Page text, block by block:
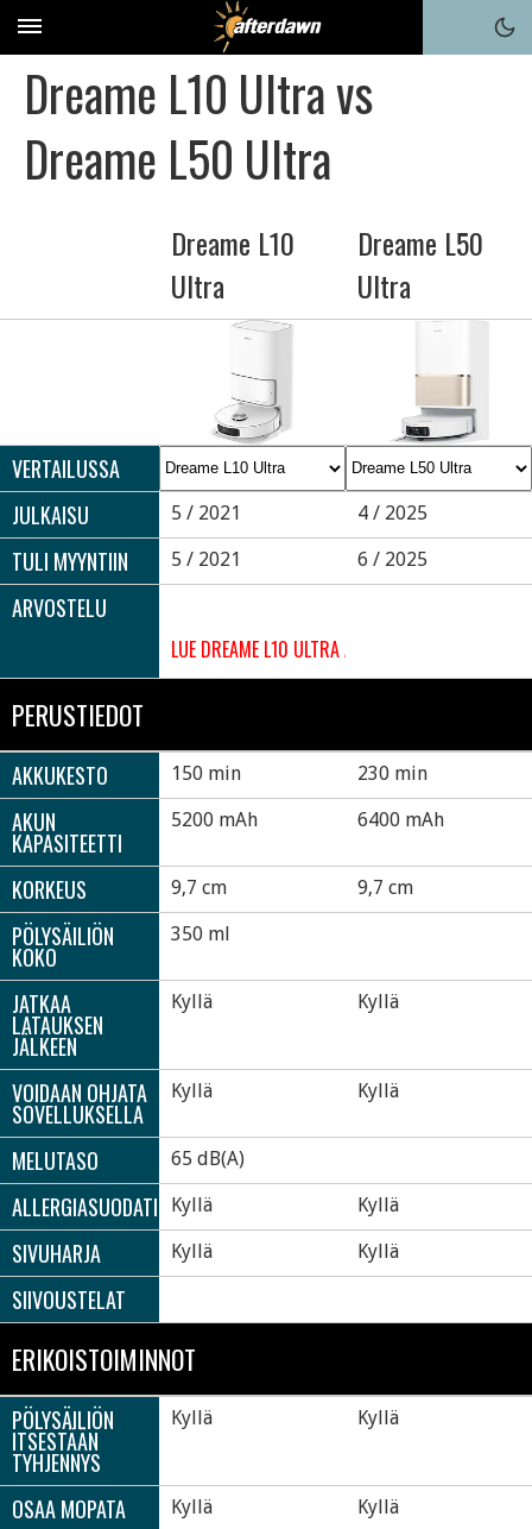
Dreame L10 Ultra vs
Dreame L50 Ultra
Dreame L10
Ultra
Dreame L50
Ultra
VERTAILUSSA
JULKAISU
5 / 2021 4 / 2025
TULI MYYNTIIN 5 / 2021 6 / 2025
ARVOSTELU
LUE DREAME L10 ULTRA ARVOSTELU
PERUSTIEDOT
AKKUKESTO 150 min 230 min
AKUN
KAPASITEETTI
5200 mAh 6400 mAh
KORKEUS 9,7 cm 9,7 cm
PÖLYSÄILIÖN
KOKO
350 ml
JATKAA
LATAUKSEN
JÄLKEEN
Kyllä Kyllä
VOIDAAN OHJATA
SOVELLUKSELLA
Kyllä Kyllä
MELUTASO 65 dB(A)
ALLERGIASUODATIN Kyllä Kyllä
SIVUHARJA Kyllä Kyllä
SIIVOUSTELAT
ERIKOISTOIMINNOT
PÖLYSÄILIÖN
ITSESTÄÄN
TYHJENNYS
Kyllä Kyllä
OSAA MOPATA Kyllä Kyllä